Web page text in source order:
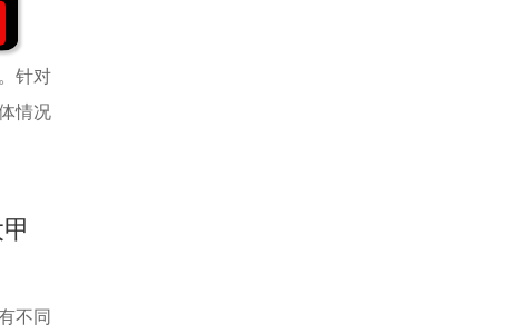
针对
情况
不同